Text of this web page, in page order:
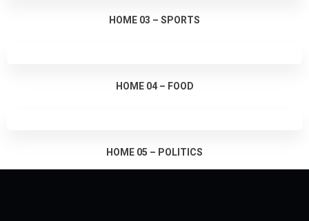
HOME 03 – SPORTS
HOME 04 – FOOD
HOME 05 – POLITICS